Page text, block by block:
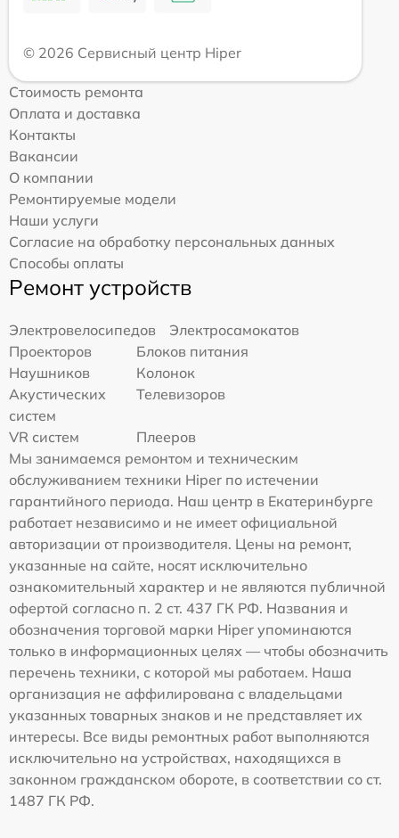
© 2026 Сервисный центр Hiper
Стоимость ремонта
Оплата и доставка
Контакты
Вакансии
О компании
Ремонтируемые модели
Наши услуги
Согласие на обработку персональных данных
Способы оплаты
Ремонт устройств
Электровелосипедов
Электросамокатов
Проекторов
Блоков питания
Наушников
Колонок
Акустических
систем
Телевизоров
VR систем
Плееров
Мы занимаемся ремонтом и техническим
обслуживанием техники Hiper по истечении
гарантийного периода. Наш центр в Екатеринбурге
работает независимо и не имеет официальной
авторизации от производителя. Цены на ремонт,
указанные на сайте, носят исключительно
ознакомительный характер и не являются публичной
офертой согласно п. 2 ст. 437 ГК РФ. Названия и
обозначения торговой марки Hiper упоминаются
только в информационных целях — чтобы обозначить
перечень техники, с которой мы работаем. Наша
организация не аффилирована с владельцами
указанных товарных знаков и не представляет их
интересы. Все виды ремонтных работ выполняются
исключительно на устройствах, находящихся в
законном гражданском обороте, в соответствии со ст.
1487 ГК РФ.